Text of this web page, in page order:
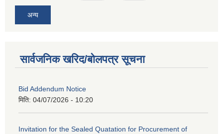
अन्य
सार्वजनिक खरिद/बोलपत्र सूचना
Bid Addendum Notice
मिति: 04/07/2026 - 10:20
Invitation for the Sealed Quatation for Procurement of